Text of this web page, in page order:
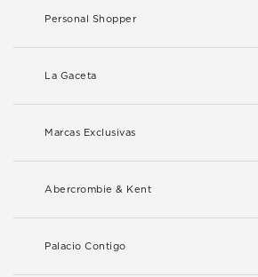
Personal Shopper
La Gaceta
Marcas Exclusivas
Abercrombie & Kent
Palacio Contigo